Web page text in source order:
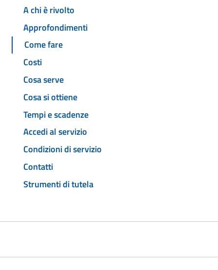
A chi è rivolto
Approfondimenti
Come fare
Costi
Cosa serve
Cosa si ottiene
Tempi e scadenze
Accedi al servizio
Condizioni di servizio
Contatti
Strumenti di tutela